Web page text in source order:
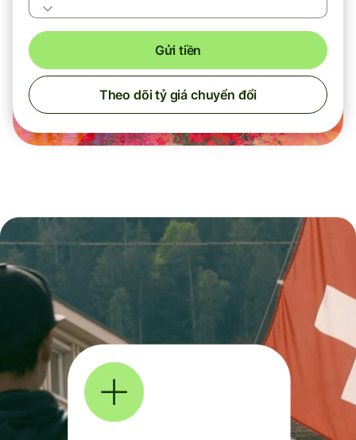
Gửi tiền
Theo dõi tỷ giá chuyển đổi